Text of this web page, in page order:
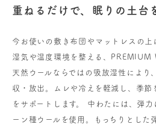
重ねるだけで、眠りの土台
今お使いの敷き布団やマットレスの上
湿気や温度環境を整える、PREMIUM
天然ウールならではの吸放湿性により
収・放出。ムレや冷えを軽減し、季節
をサポートします。 中わたには、弾
ーン種ウールを使用。もっちりとした